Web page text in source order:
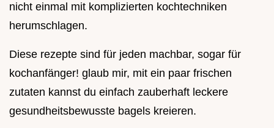
nicht einmal mit komplizierten kochtechniken
herumschlagen.
Diese rezepte sind für jeden machbar, sogar für
kochanfänger! glaub mir, mit ein paar frischen
zutaten kannst du einfach zauberhaft leckere
gesundheitsbewusste bagels kreieren.